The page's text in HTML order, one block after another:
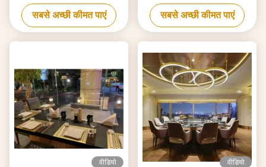
सबसे अच्छी कीमत पाएं सबसे अच्छी कीमत पाएं
वीडियो वीडियो